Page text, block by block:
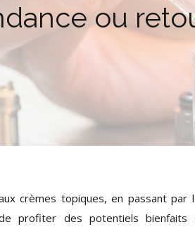
ou
crèmes topiques, en passant par
profiter des potentiels bienfaits